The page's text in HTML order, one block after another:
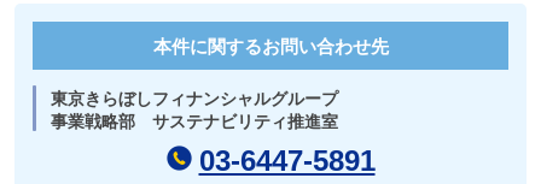
本件に関するお問い合わせ先
東京きらぼしフィナンシャルグループ
事業戦略部 サステナビリティ推進室
03-6447-5891